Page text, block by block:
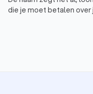
die je moet betalen over